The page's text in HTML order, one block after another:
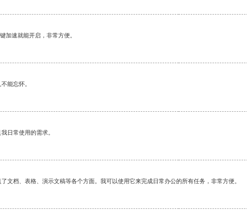
加速就能开启，非常方便。
能忘怀。
日常使用的需求。
文档、表格、演示文稿等各个方面。我可以使用它来完成日常办公的所有任务，非常方便。